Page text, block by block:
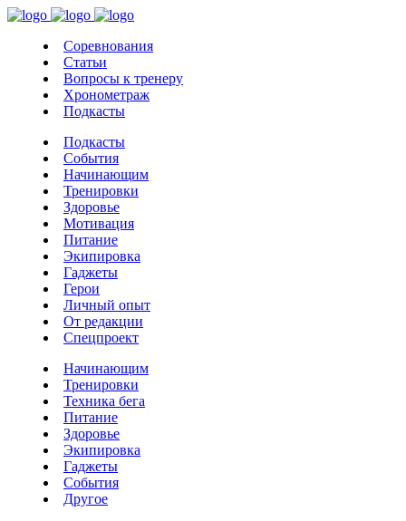
Соревнования
Статьи
Вопросы к тренеру
Хронометраж
Подкасты
Подкасты
События
Начинающим
Тренировки
Здоровье
Мотивация
Питание
Экипировка
Гаджеты
Герои
Личный опыт
От редакции
Спецпроект
Начинающим
Тренировки
Техника бега
Питание
Здоровье
Экипировка
Гаджеты
События
Другое